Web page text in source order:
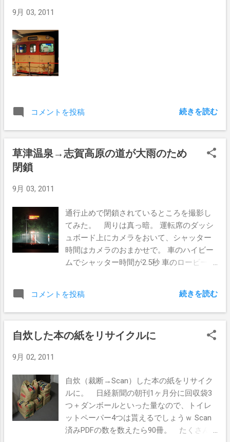
A%E3%81%AE%E5%9C%B0%E7%82%B9&geocode=FSJfIAIdd
n=0.049995,0.045662&vpsrc=6&hl=ja&dirflg=w&mra=dme&m
rsp=0&sz=14&ie=UTF8&t=m&ll=35.664549,139.621725&spn=
0.033472,0.054932&z=14&output=embed&w=640&h=480] 梅
ヶ丘からも5.6km [googlemaps https://maps.goo...
9月 03, 2011
コメントを投稿 続きを読む
草津温泉→志賀高原の道が大雨のため
閉鎖
9月 03, 2011
通行止めで閉鎖されているところを撮影し
てみた。 周りは真っ暗。 運転席のダッシ
ュボード上にカメラをおいて、シャッター
時間はカメラのおまかせで。 車のハイビー
ムでシャッター時間が2.5秒 車のロービーム
コメントを投稿 続きを読む
自炊した本の紙をリサイクルに
9月 02, 2011
自炊（裁断→Scan）した本の紙をリサイク
ルに。 日経新聞の朝刊1ヶ月分に回収袋3
つ＋ダンボールといった量なので、トイレ
ットペーパー4つは貰えるでしょうｗ Scan
済みPDFの数を数えたら90冊。 たくさん